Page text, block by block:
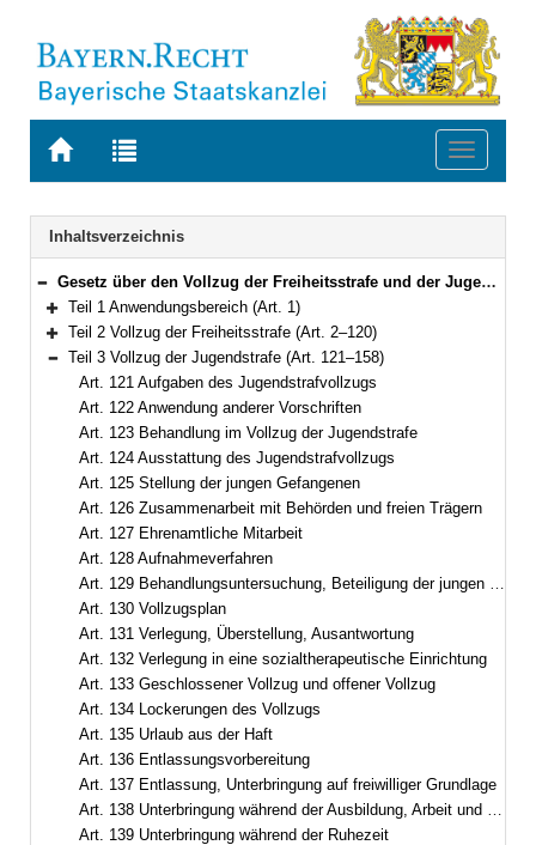
Zur
BAYERN.RECHT
Zur
letzten
Suche
Toggle
Navigation
Inhaltsverzeichnis
Bereich reduzieren
Gesetz über den Vollzug der Freiheitsstrafe und der Jugendstrafe (Bayerisches Strafvollzugsgesetz – BayStVollzG) Vom 10. Dezember 2007 (GVBl. S. 866) BayRS 312-2-1-J (Art. 1–209)
Bereich erweitern
Teil 1 Anwendungsbereich (Art. 1)
Bereich erweitern
Teil 2 Vollzug der Freiheitsstrafe (Art. 2–120)
Bereich reduzieren
Teil 3 Vollzug der Jugendstrafe (Art. 121–158)
Art. 121 Aufgaben des Jugendstrafvollzugs
Art. 122 Anwendung anderer Vorschriften
Art. 123 Behandlung im Vollzug der Jugendstrafe
Art. 124 Ausstattung des Jugendstrafvollzugs
Art. 125 Stellung der jungen Gefangenen
Art. 126 Zusammenarbeit mit Behörden und freien Trägern
Art. 127 Ehrenamtliche Mitarbeit
Art. 128 Aufnahmeverfahren
Art. 129 Behandlungsuntersuchung, Beteiligung der jungen Gefangenen, Zugangsabteilung
Art. 130 Vollzugsplan
Art. 131 Verlegung, Überstellung, Ausantwortung
Art. 132 Verlegung in eine sozialtherapeutische Einrichtung
Art. 133 Geschlossener Vollzug und offener Vollzug
Art. 134 Lockerungen des Vollzugs
Art. 135 Urlaub aus der Haft
Art. 136 Entlassungsvorbereitung
Art. 137 Entlassung, Unterbringung auf freiwilliger Grundlage
Art. 138 Unterbringung während der Ausbildung, Arbeit und Freizeit
Art. 139 Unterbringung während der Ruhezeit